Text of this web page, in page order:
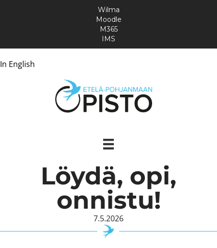
In English
Wilma
Moodle
M365
IMS
Löydä, opi,
onnistu!
7.5.2026